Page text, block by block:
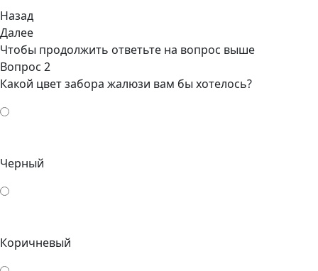
Назад
Далее
Чтобы продолжить ответьте на вопрос выше
Вопрос 2
Какой цвет забора жалюзи вам бы хотелось?
Черный
Коричневый